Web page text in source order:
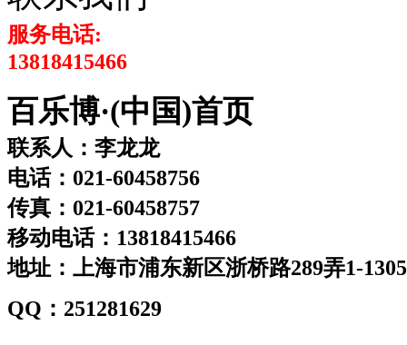
服务电话:
13818415466
百乐博·(中国)首页
联系人：李龙龙
电话：021-60458756
传真：021-60458757
移动电话：13818415466
地址：上海市浦东新区浙桥路289弄1-
QQ：251281629